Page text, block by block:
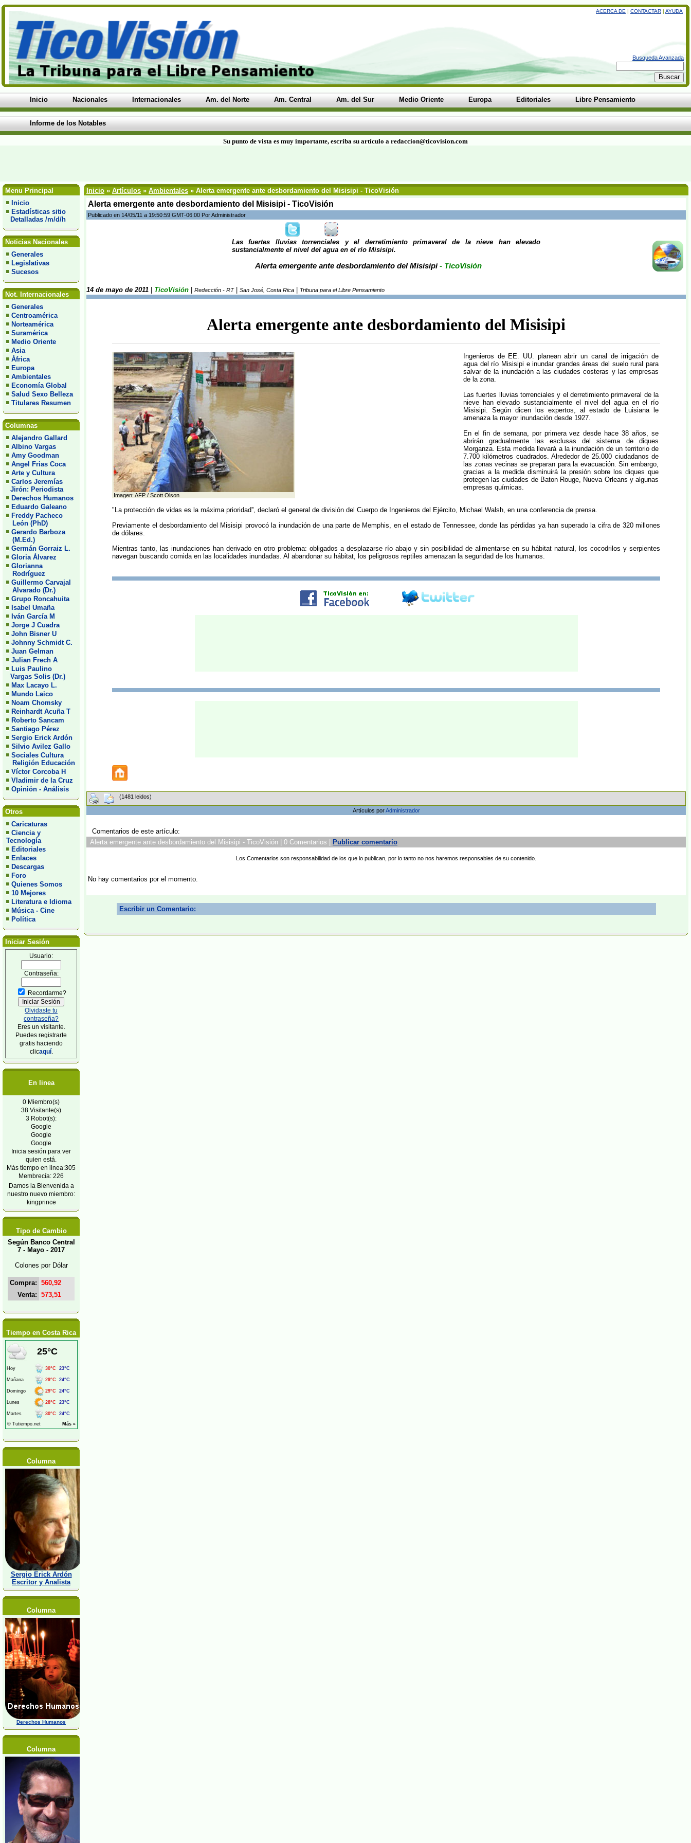
ACERCA DE | CONTACTAR | AYUDA
Busqueda Avanzada
Inicio Nacionales Internacionales Am. del Norte Am. Central Am. del Sur Medio Oriente Europa Editoriales Libre Pensamiento
Informe de los Notables
Su punto de vista es muy importante, escriba su artículo a redaccion@ticovision.com
Menu Principal
Inicio
Estadísticas sitio
Detalladas /m/d/h
Noticias Nacionales
Generales
Legislativas
Sucesos
Not. Internacionales
Generales
Centroamérica
Norteamérica
Suramérica
Medio Oriente
Asia
África
Europa
Ambientales
Economía Global
Salud Sexo Belleza
Titulares Resumen
Columnas
Alejandro Gallard
Albino Vargas
Amy Goodman
Angel Frias Coca
Arte y Cultura
Carlos Jeremías
Jirón: Periodista
Derechos Humanos
Eduardo Galeano
Freddy Pacheco
León (PhD)
Gerardo Barboza
(M.Ed.)
Germán Gorraiz L.
Gloria Álvarez
Glorianna
Rodríguez
Guillermo Carvajal
Alvarado (Dr.)
Grupo Roncahuita
Isabel Umaña
Iván García M
Jorge J Cuadra
John Bisner U
Johnny Schmidt C.
Juan Gelman
Julian Frech A
Luis Paulino
Vargas Solis (Dr.)
Max Lacayo L.
Mundo Laico
Noam Chomsky
Reinhardt Acuña T
Roberto Sancam
Santiago Pérez
Sergio Erick Ardón
Silvio Avilez Gallo
Sociales Cultura
Religión Educación
Víctor Corcoba H
Vladimir de la Cruz
Opinión - Análisis
Otros
Caricaturas
Ciencia y
Tecnología
Editoriales
Enlaces
Descargas
Foro
Quienes Somos
10 Mejores
Literatura e Idioma
Música - Cine
Política
Iniciar Sesión
Usuario:
Contraseña:
Recordarme?
Olvidaste tu
contraseña?
Eres un visitante.
Puedes registrarte
gratis haciendo
clicaquí.
En linea
0 Miembro(s)
38 Visitante(s)
3 Robot(s):
Google
Google
Google
Inicia sesión para ver
quien está.
Más tiempo en linea:305
Membrecía: 226
Damos la Bienvenida a
nuestro nuevo miembro:
kingprince
Tipo de Cambio
Según Banco Central
7 - Mayo - 2017
Colones por Dólar
Compra: 560,92
Venta: 573,51
Tiempo en Costa Rica
Columna
Sergio Erick Ardón
Escritor y Analista
Columna
Derechos Humanos
Columna
Inicio » Artículos » Ambientales » Alerta emergente ante desbordamiento del Misisipi - TicoVisión
Alerta emergente ante desbordamiento del Misisipi - TicoVisión
Publicado en 14/05/11 a 19:50:59 GMT-06:00 Por Administrador
Las fuertes lluvias torrenciales y el derretimiento primaveral de la nieve han elevado
sustancialmente el nivel del agua en el río Misisipi.
Alerta emergente ante desbordamiento del Misisipi- TicoVisión
14 de mayo de 2011 TicoVisión Redacción - RT| San José, Costa Rica Tribuna para el Libre Pensamiento
Alerta emergente ante desbordamiento del Misisipi
Imagen: AFP / Scott Olson
Ingenieros de EE. UU. planean abrir un canal de irrigación de
agua del río Misisipi e inundar grandes áreas del suelo rural para
salvar de la inundación a las ciudades costeras y las empresas
de la zona.
Las fuertes lluvias torrenciales y el derretimiento primaveral de la
nieve han elevado sustancialmente el nivel del agua en el río
Misisipi. Según dicen los expertos, al estado de Luisiana le
amenaza la mayor inundación desde 1927.
En el fin de semana, por primera vez desde hace 38 años, se
abrirán gradualmente las esclusas del sistema de diques
Morganza. Esta medida llevará a la inundación de un territorio de
7.700 kilómetros cuadrados. Alrededor de 25.000 ciudadanos de
las zonas vecinas se preparan para la evacuación. Sin embargo,
gracias a la medida disminuirá la presión sobre los diques que
protegen las ciudades de Baton Rouge, Nueva Orleans y algunas
empresas químicas.
"La protección de vidas es la máxima prioridad'', declaró el general de división del Cuerpo de Ingenieros del Ejército, Michael Walsh, en una conferencia de prensa.
Previamente el desbordamiento del Misisipi provocó la inundación de una parte de Memphis, en el estado de Tennessee, donde las pérdidas ya han superado la cifra de 320 millones
de dólares.
Mientras tanto, las inundaciones han derivado en otro problema: obligados a desplazarse río abajo y sin posibilidad de alimentarse en su hábitat natural, los cocodrilos y serpientes
navegan buscando comida en las localidades inundadas. Al abandonar su hábitat, los peligrosos reptiles amenazan la seguridad de los humanos.
(1481 leidos)
Artículos porAdministrador
Comentarios de este artículo:
Alerta emergente ante desbordamiento del Misisipi - TicoVisión | 0 Comentarios |
Publicar comentario
Los Comentarios son responsabilidad de los que lo publican, por lo tanto no nos haremos responsables de su contenido.
No hay comentarios por el momento.
Escribir un Comentario: